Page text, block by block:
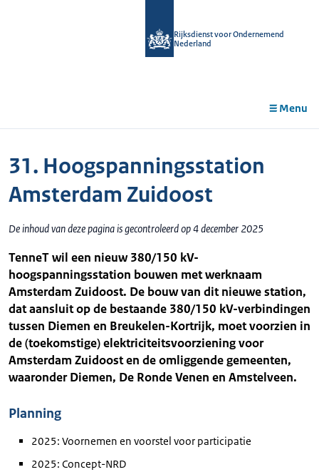
Rijksdienst voor Ondernemend
Nederland
Menu
31. Hoogspanningsstation
Amsterdam Zuidoost
De inhoud van deze pagina is gecontroleerd op 4 december 2025
TenneT wil een nieuw 380/150 kV-
hoogspanningsstation bouwen met werknaam
Amsterdam Zuidoost. De bouw van dit nieuwe station,
dat aansluit op de bestaande 380/150 kV-verbindingen
tussen Diemen en Breukelen-Kortrijk, moet voorzien in
de (toekomstige) elektriciteitsvoorziening voor
Amsterdam Zuidoost en de omliggende gemeenten,
waaronder Diemen, De Ronde Venen en Amstelveen.
Planning
2025: Voornemen en voorstel voor participatie
2025: Concept-NRD